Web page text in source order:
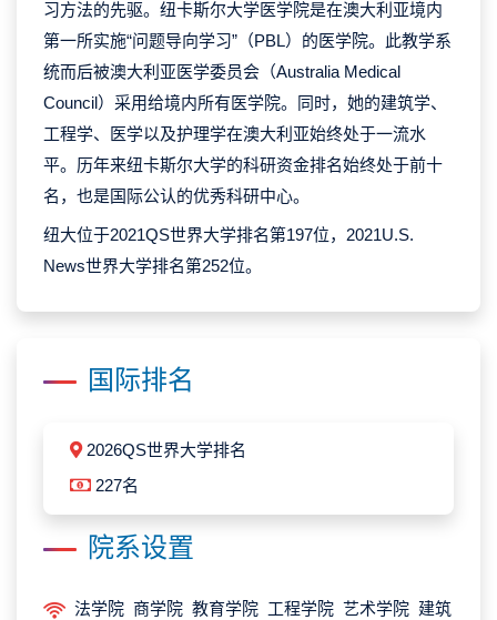
习方法的先驱。纽卡斯尔大学医学院是在澳大利亚境内
第一所实施“问题导向学习”（PBL）的医学院。此教学系
统而后被澳大利亚医学委员会（Australia Medical
Council）采用给境内所有医学院。同时，她的建筑学、
工程学、医学以及护理学在澳大利亚始终处于一流水
平。历年来纽卡斯尔大学的科研资金排名始终处于前十
名，也是国际公认的优秀科研中心。
纽大位于2021QS世界大学排名第197位，2021U.S.
News世界大学排名第252位。
国际排名
2026QS世界大学排名
227名
院系设置
法学院 商学院 教育学院 工程学院 艺术学院 建筑